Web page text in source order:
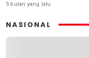
5 bulan yang lalu
NASIONAL